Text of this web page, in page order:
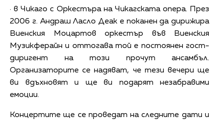
· в Чикаго с Оркестъра на Чикагската опера. През
2006 г. Андраш Ласло Деак е поканен да дирижира
Виенския Моцартов оркестър във Виенския
Музикферайн и оттогава той е постоянен гост-
диригент на този прочут ансамбъл.
Организаторите се надяват, че тези вечери ще
ви вдъхновят и ще ви подарят незабравими
емоции.
Концертите ще се проведат на следните дати и